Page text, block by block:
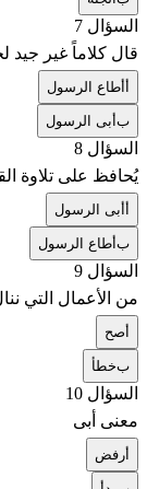
السؤال 7
قال كلاماً غير جيد
أطاع الرسول
بأبى الرسول
السؤال 8
يُحافظ على تلاوة
أبى الرسول
بأطاع الرسول
السؤال 9
من الأعمال التي
صح
بخطأ
السؤال 10
معنى أبى
رفض